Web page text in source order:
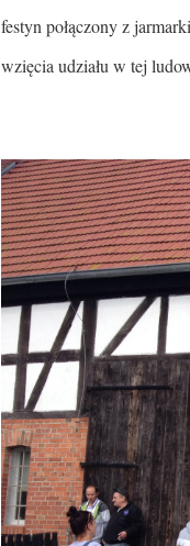
festyn połączony z
wzięcia udziału w tej